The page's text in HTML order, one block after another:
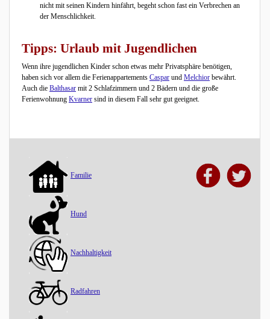
nicht mit seinen Kindern hinfährt, begeht schon fast ein Verbrechen an
der Menschlichkeit.
Tipps: Urlaub mit Jugendlichen
Wenn ihre jugendlichen Kinder schon etwas mehr Privatsphäre benötigen,
haben sich vor allem die Ferienappartements Caspar und Melchior bewährt.
Auch die Balthasar mit 2 Schlafzimmern und 2 Bädern und die große
Ferienwohnung Kvarner sind in diesem Fall sehr gut geeignet.
Familie
Hund
Nachhaltigkeit
Radfahren